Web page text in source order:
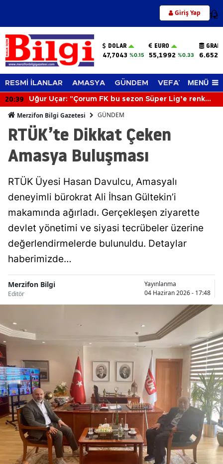
Giriş Yap 12
DOLAR
47,7043 %0.15
EURO
55,1992 %0.33
RESMİ İLANLAR AMASYA GÜNDEM VEFAT EDENLER
MENÜ
20:39
Uğur Uçar: "Çorum FK bu sezon Süper Lig’e renk
Merzifon Bilgi Gazetesi GÜNDEM
RTÜK’te Dikkat Çeken
Amasya Buluşması
RTÜK Üyesi Hasan Davulcu, Amasyalı
deneyimli bürokrat Ali İhsan Gültekin’i
makamında ağırladı. Gerçekleşen ziyarette
devlet yönetimi ve siyasi tecrübeler üzerine
değerlendirmelerde bulunuldu. Detaylar
haberimizde…
Merzifon Bilgi
Editör
Yayınlanma
04 Haziran 2026 - 17:48